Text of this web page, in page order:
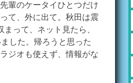
輩のケータイひとつだけ
て、外に出て。秋田は震
って、ネット見たら、
した。帰ろうと思った
ジオも使えず、情報がな